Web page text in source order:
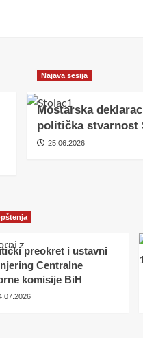
Najava sesija
Mostarska
politička stvarnost
25.06.2026
preokret i ustavni
Centralne
komisije BiH